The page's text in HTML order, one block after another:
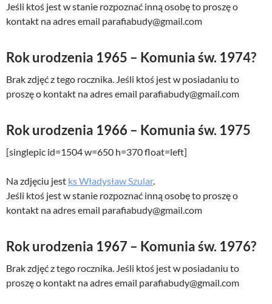
Jeśli ktoś jest w stanie rozpoznać inną osobę to proszę o
kontakt na adres email parafiabudy@gmail.com
Rok urodzenia 1965 – Komunia św. 1974?
Brak zdjęć z tego rocznika. Jeśli ktoś jest w posiadaniu to
proszę o kontakt na adres email parafiabudy@gmail.com
Rok urodzenia 1966 – Komunia św. 1975
[singlepic id=1504 w=650 h=370 float=left]
Na zdjęciu jest ks Władysław Szular.
Jeśli ktoś jest w stanie rozpoznać inną osobę to proszę o
kontakt na adres email parafiabudy@gmail.com
Rok urodzenia 1967 – Komunia św. 1976?
Brak zdjęć z tego rocznika. Jeśli ktoś jest w posiadaniu to
proszę o kontakt na adres email parafiabudy@gmail.com